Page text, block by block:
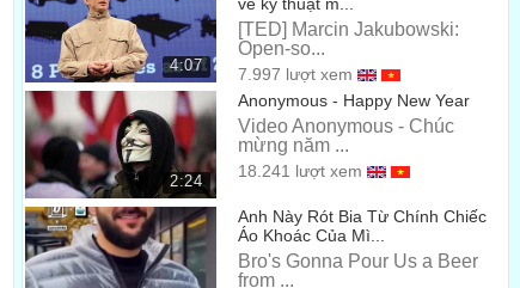
4:07
[TED] Marcin Jakubowski:
Open-so...
7.997 lượt xem
2:24
Anonymous - Happy New Year
Video Anonymous - Chúc
mừng năm ...
18.241 lượt xem
Anh Này Rót Bia Từ Chính Chiếc
Áo Khoác Của Mì...
Bro's Gonna Pour Us a Beer
from ...